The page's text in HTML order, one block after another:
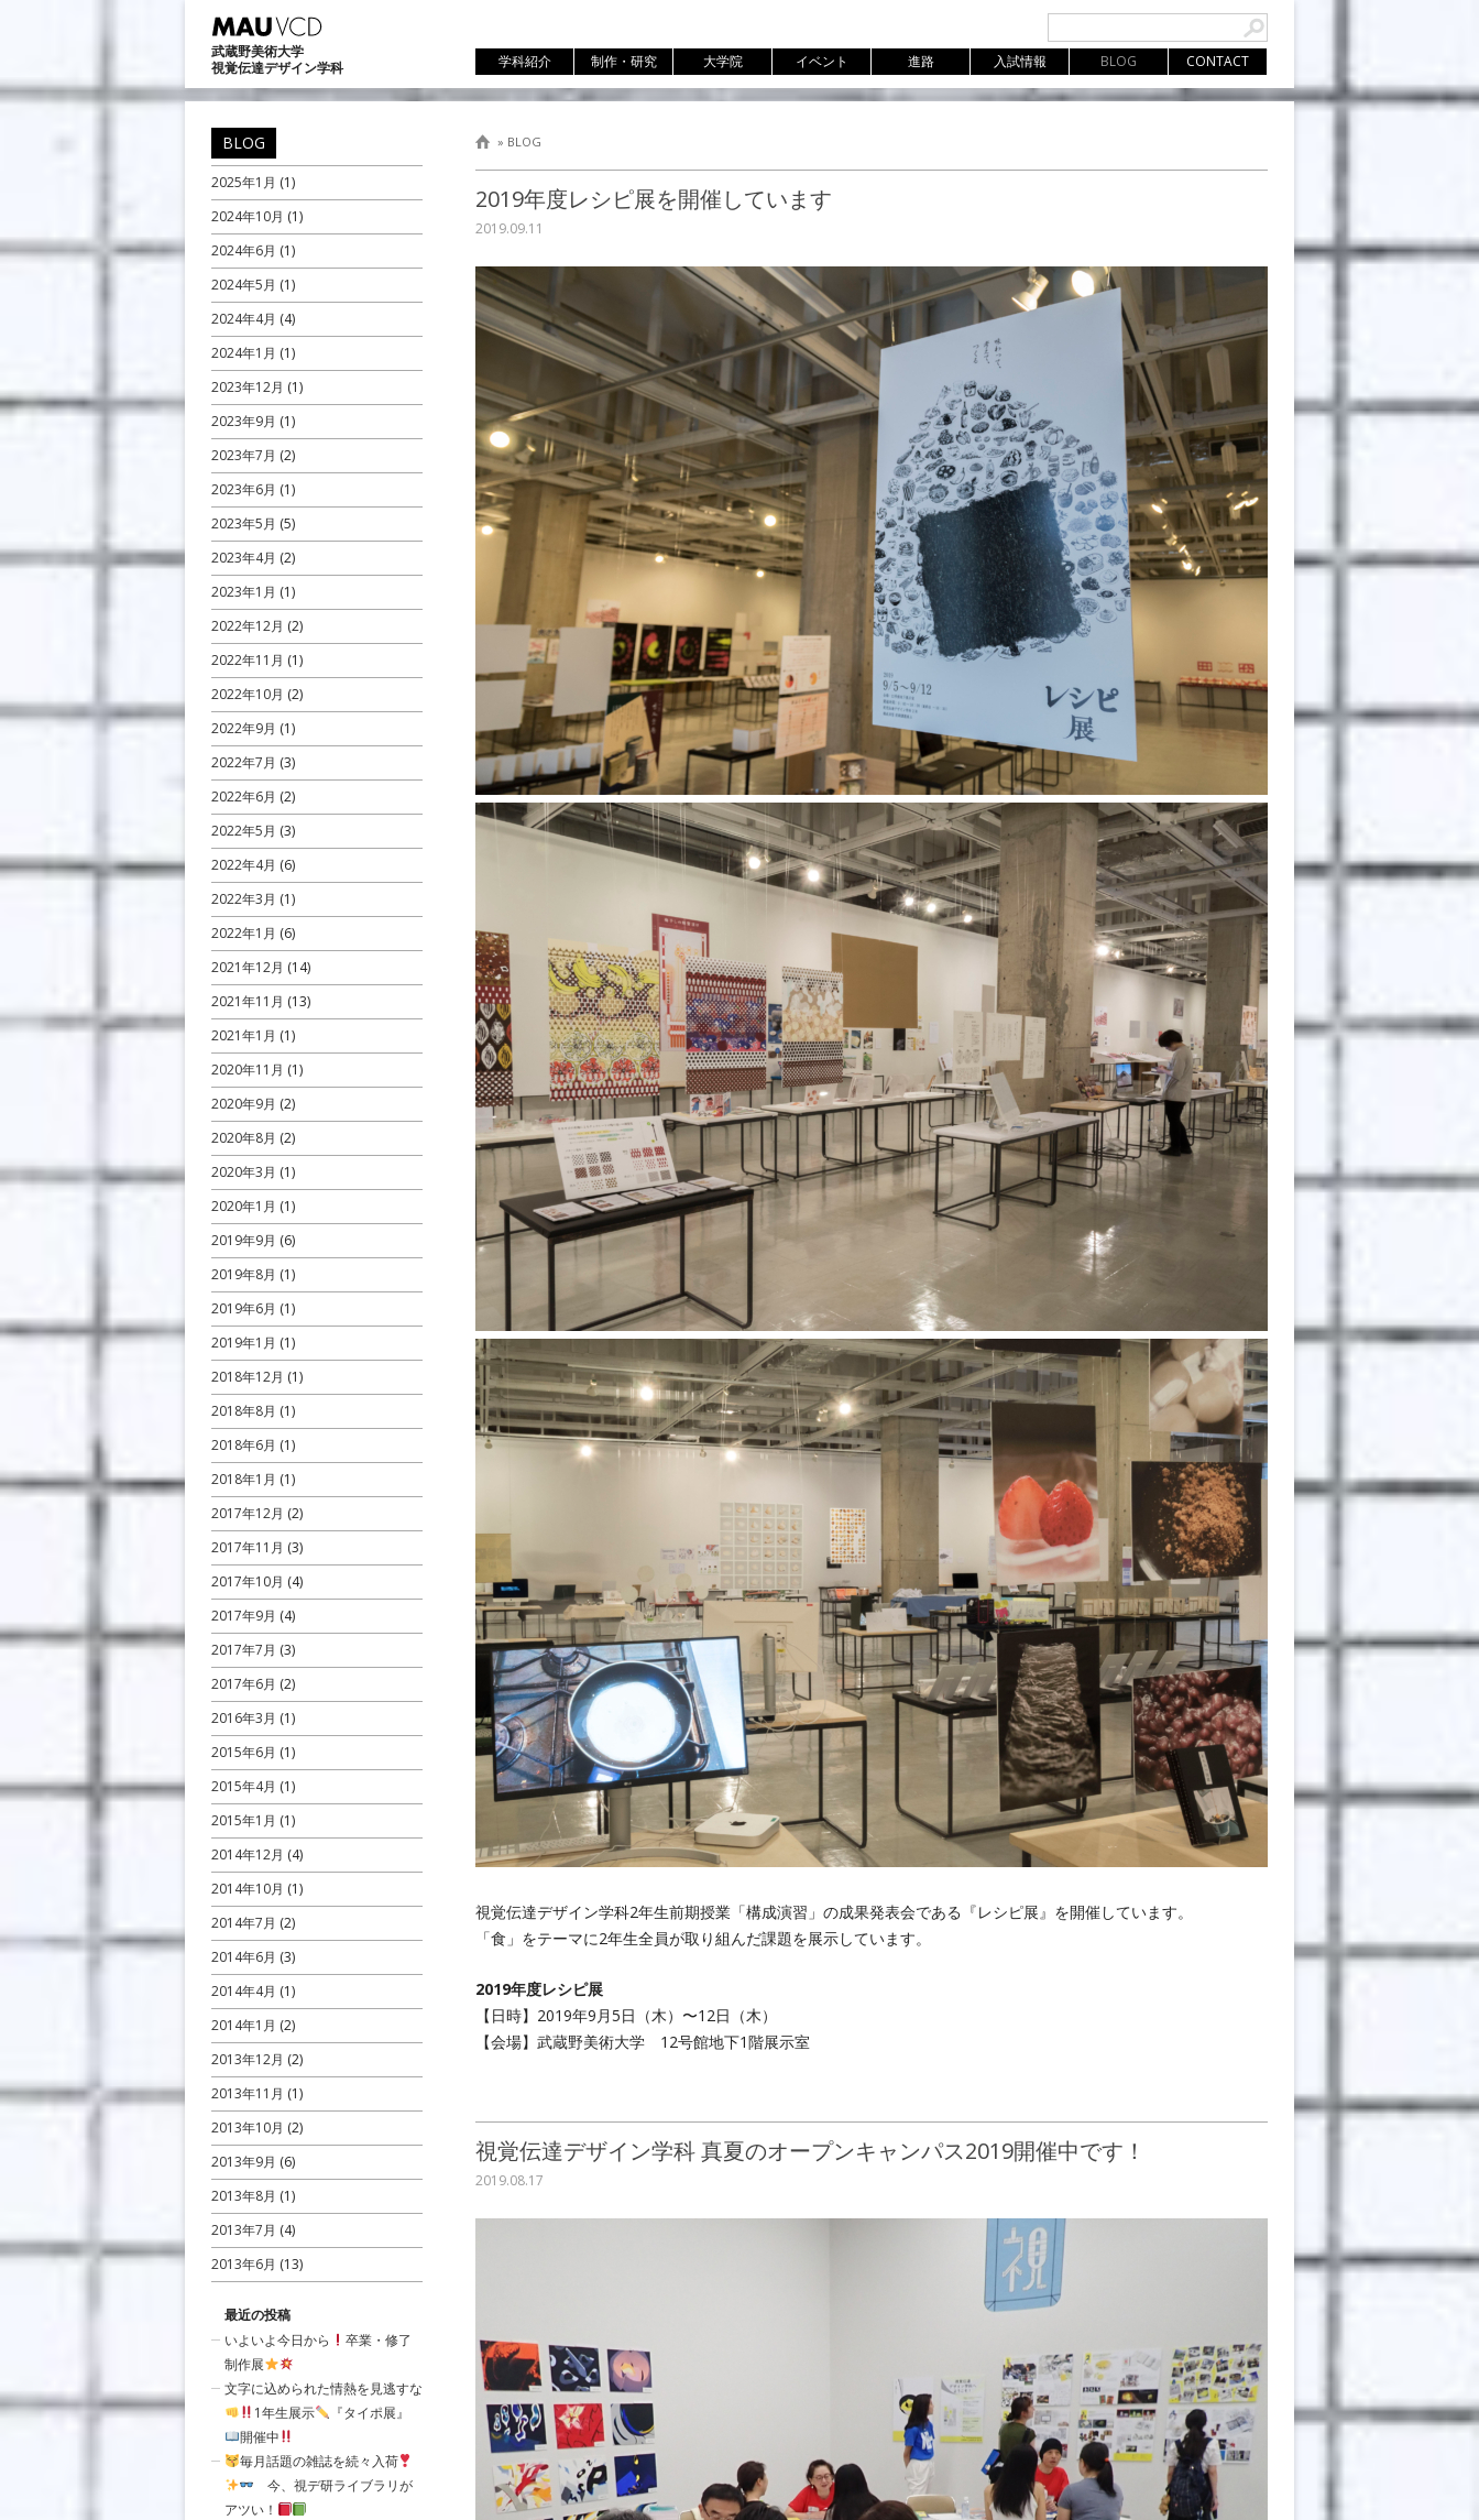
武蔵野美術大学
視覚伝達デザイン学科
コンテンツへ移動
学科紹介 制作・研究 大学院 イベント 進路 入試情報 BLOG CONTACT
» BLOG
2019年度レシピ展を開催しています
2019.09.11
視覚伝達デザイン学科2年生前期授業「構成演習」の成果発表会である『レシピ展』を開催しています。
「食」をテーマに2年生全員が取り組んだ課題を展示しています。
2019年度レシピ展
【日時】2019年9月5日（木）〜12日（木）
【会場】武蔵野美術大学 12号館地下1階展示室
視覚伝達デザイン学科 真夏のオープンキャンパス2019開催中です！
2019.08.17
BLOG
2025年1月 (1)
2024年10月 (1)
2024年6月 (1)
2024年5月 (1)
2024年4月 (4)
2024年1月 (1)
2023年12月 (1)
2023年9月 (1)
2023年7月 (2)
2023年6月 (1)
2023年5月 (5)
2023年4月 (2)
2023年1月 (1)
2022年12月 (2)
2022年11月 (1)
2022年10月 (2)
2022年9月 (1)
2022年7月 (3)
2022年6月 (2)
2022年5月 (3)
2022年4月 (6)
2022年3月 (1)
2022年1月 (6)
2021年12月 (14)
2021年11月 (13)
2021年1月 (1)
2020年11月 (1)
2020年9月 (2)
2020年8月 (2)
2020年3月 (1)
2020年1月 (1)
2019年9月 (6)
2019年8月 (1)
2019年6月 (1)
2019年1月 (1)
2018年12月 (1)
2018年8月 (1)
2018年6月 (1)
2018年1月 (1)
2017年12月 (2)
2017年11月 (3)
2017年10月 (4)
2017年9月 (4)
2017年7月 (3)
2017年6月 (2)
2016年3月 (1)
2015年6月 (1)
2015年4月 (1)
2015年1月 (1)
2014年12月 (4)
2014年10月 (1)
2014年7月 (2)
2014年6月 (3)
2014年4月 (1)
2014年1月 (2)
2013年12月 (2)
2013年11月 (1)
2013年10月 (2)
2013年9月 (6)
2013年8月 (1)
2013年7月 (4)
2013年6月 (13)
最近の投稿
いよいよ今日から
卒業・修了
制作展
文字に込められた情熱を見逃すな
1年生展示
『タイポ展』
開催中
毎月話題の雑誌を続々入荷
今、視デ研ライブラリが
アツい！